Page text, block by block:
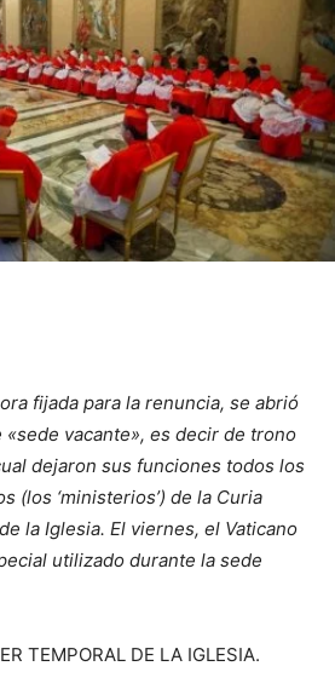
fijada para la renuncia, se abrió
vacante», es decir de trono
dejaron sus funciones todos los
(los ‘ministerios’) de la Curia
la Iglesia. El viernes, el Vaticano
utilizado durante la sede
TEMPORAL DE LA IGLESIA.